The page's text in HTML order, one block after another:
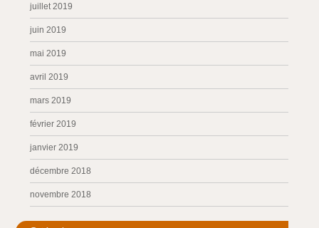
juillet 2019
juin 2019
mai 2019
avril 2019
mars 2019
février 2019
janvier 2019
décembre 2018
novembre 2018